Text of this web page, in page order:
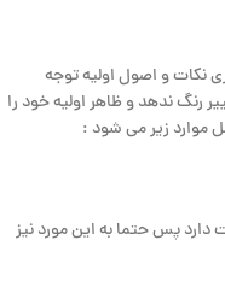
نکات و اصول اولیه توجه
رنگ ندهد و ظاهر اولیه خود را
زیر می شود :
دارد پس حتما به این مورد نیز